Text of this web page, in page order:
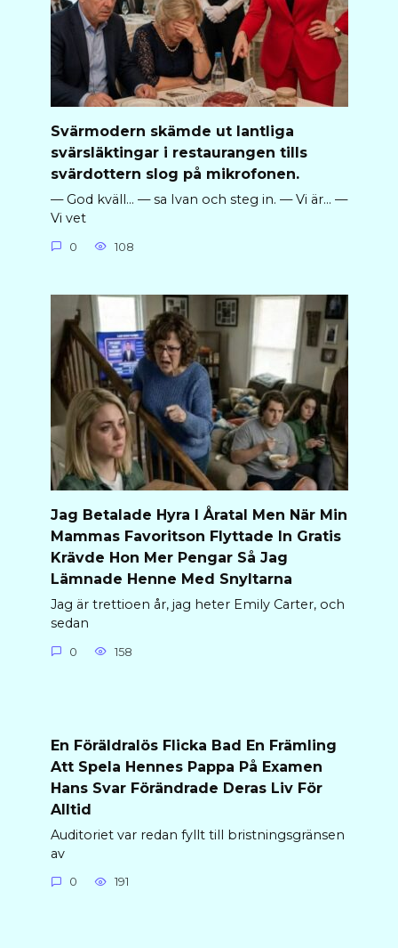
Svärmodern skämde ut lantliga
svärsläktingar i restaurangen tills
svärdottern slog på mikrofonen.
— God kväll… — sa Ivan och steg in. — Vi är… —
Vi vet
0 108
Jag Betalade Hyra I Åratal Men När Min
Mammas Favoritson Flyttade In Gratis
Krävde Hon Mer Pengar Så Jag
Lämnade Henne Med Snyltarna
Jag är trettioen år, jag heter Emily Carter, och
sedan
0 158
En Föräldralös Flicka Bad En Främling
Att Spela Hennes Pappa På Examen
Hans Svar Förändrade Deras Liv För
Alltid
Auditoriet var redan fyllt till bristningsgränsen
av
0 191